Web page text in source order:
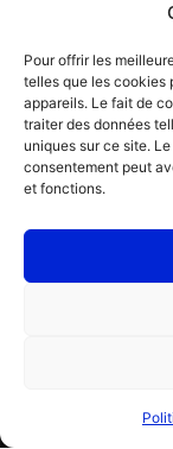
Pour offrir les
telles que les cookies
appareils. Le fait de
traiter des données
uniques sur ce site.
consentement peut
et fonctions.
PROFISSIONAL
Pedir uma reparação